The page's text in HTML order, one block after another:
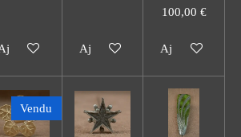
au panierAjouter au panier
100,00 €
Ajouter au
Vendu